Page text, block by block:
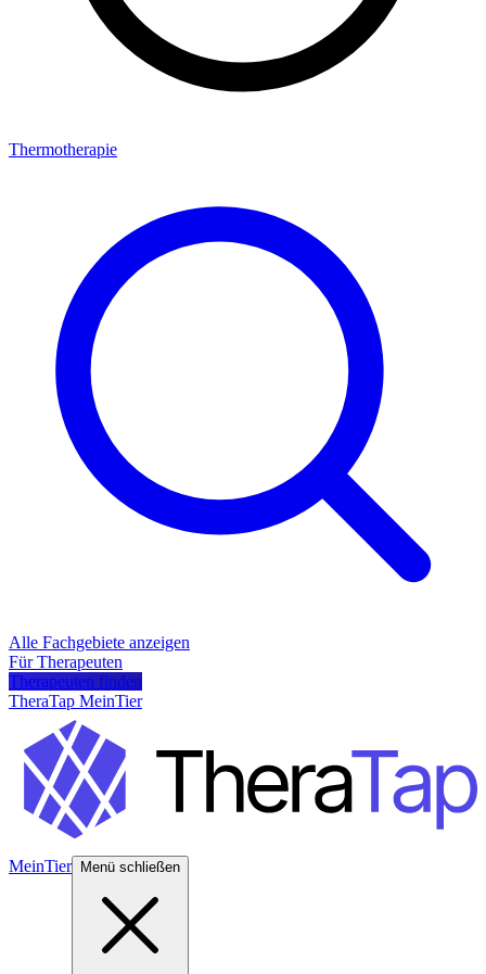
Thermotherapie
Alle Fachgebiete anzeigen
Für Therapeuten
Therapeuten finden
TheraTap MeinTier
MeinTier Menü schließen